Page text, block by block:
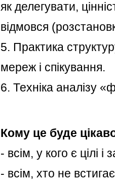
як делегувати,
відмовся
5. Практика
мереж і спікування.
6. Техніка аналізу
Кому це буде
- всім, у кого є цілі і
- всім, хто не